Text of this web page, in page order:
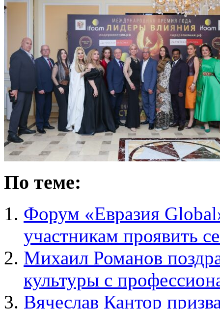
По теме:
Форум «Евразия
участникам проявить
Михаил Романов
культуры с
Вячеслав Кантор